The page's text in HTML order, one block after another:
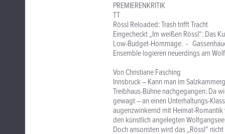
PREMIERENKRITIK
TT
Rössl Reloaded: Trash trifft Tracht
Eingecheckt „Im weißen Rössl“: Das
Low-Budget-Hommage. -
Ensemble logieren neuerdings am
Von Christiane Fasching
Innsbruck – Kann man im
Treibhaus-Bühne nachgegangen: Da
gewagt – an einen Unterhaltungs-
augenzwinkernd mit Heimat-Romantik
den künstlich angelegten
Doch ansonsten wird das „Rössl“